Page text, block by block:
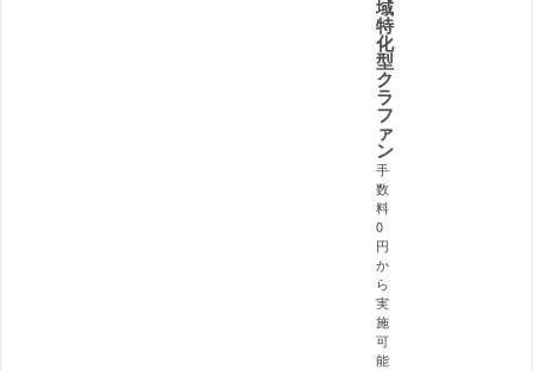
域
特
化
型
ク
ラ
フ
ァ
ン
手
数
料
0
円
か
ら
実
施
可
能